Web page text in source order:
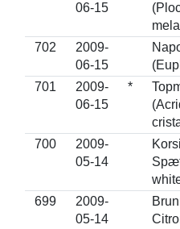
06-15
702
2009-
06-15
701
2009-
06-15
*
700
2009-
05-14
699
2009-
05-14